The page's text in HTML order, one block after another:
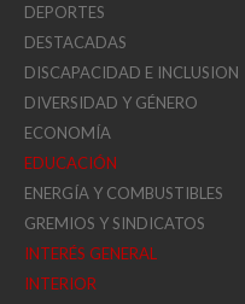
DEPORTES
DESTACADAS
DISCAPACIDAD E INCLUSION
DIVERSIDAD Y GÉNERO
ECONOMÍA
EDUCACIÓN
ENERGÍA Y COMBUSTIBLES
GREMIOS Y SINDICATOS
INTERÉS GENERAL
INTERIOR